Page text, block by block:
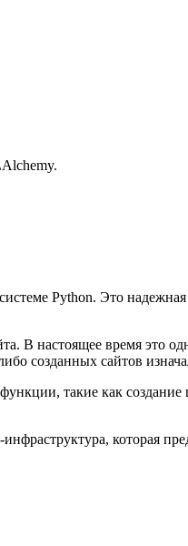
Python. Это
В настоящее время это
созданных сайтов
такие как
которая